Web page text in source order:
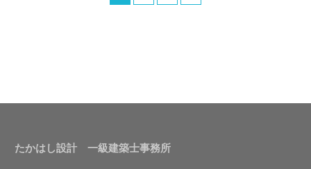
たかはし設計 一級建築士事務所